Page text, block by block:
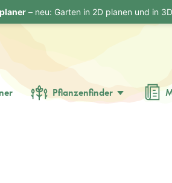
Pflanzenfinder
– neu: Garten in 2D planen und in